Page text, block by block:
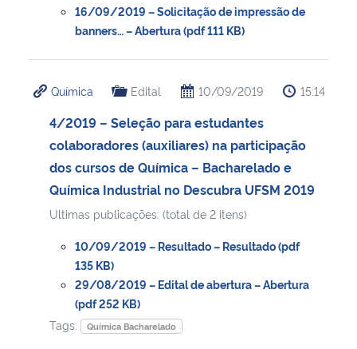
16/09/2019 – Solicitação de impressão de
banners… – Abertura (pdf 111 KB)
Química Edital 10/09/2019 15:14
4/2019 – Seleção para estudantes
colaboradores (auxiliares) na participação
dos cursos de Química – Bacharelado e
Química Industrial no Descubra UFSM 2019
Ultimas publicações: (total de 2 itens)
10/09/2019 – Resultado – Resultado (pdf
135 KB)
29/08/2019 – Edital de abertura – Abertura
(pdf 252 KB)
Tags:
Química Bacharelado